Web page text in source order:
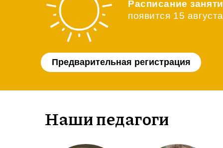
Расписание
появится 15 августа
Предварительная регистрация
Наши педагоги